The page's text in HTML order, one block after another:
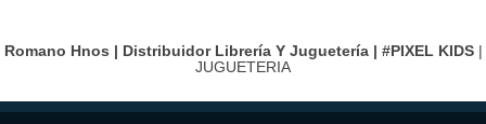
Romano Hnos | Distribuidor Librería Y Juguetería | #PIXEL KIDS|
JUGUETERIA